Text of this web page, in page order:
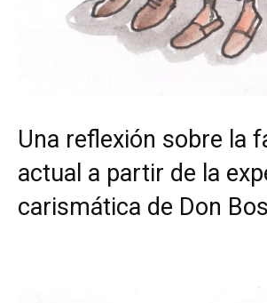
Una reflexión sobre la
actual a partir de la
carismática de Don